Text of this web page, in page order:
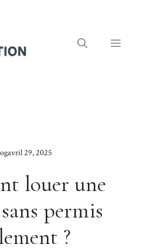
Menu
avril 29, 2025
louer une
permis
?